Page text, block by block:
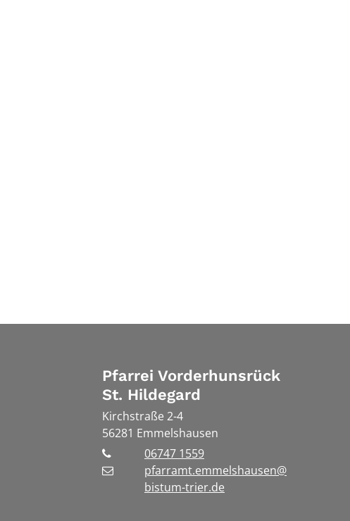
Pfarrei Vorderhunsrück
St. Hildegard
Kirchstraße 2-4
56281 Emmelshausen
06747 1559
pfarramt.emmelshausen@
bistum-trier.de